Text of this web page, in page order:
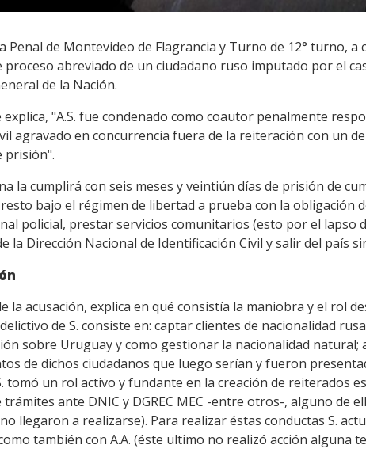
Penal de Montevideo de Flagrancia y Turno de 12° turno,
proceso abreviado de un ciudadano ruso imputado por el
de la Nación.
explica, "A.S. fue condenado como coautor penalmente
agravado en concurrencia fuera de la reiteración con un
prisión".
la cumplirá con seis meses y veintiún días de prisión de
bajo el régimen de libertad a prueba con la obligación
policial, prestar servicios comunitarios (esto por el lapso
la Dirección Nacional de Identificación Civil y salir del país
la acusación, explica en qué consistía la maniobra y el rol
de S. consiste en: captar clientes de nacionalidad
sobre Uruguay y como gestionar la nacionalidad natural;
de dichos ciudadanos que luego serían y fueron
tomó un rol activo y fundante en la creación de reiterados
trámites ante DNIC y DGREC MEC -entre otros-, alguno de
llegaron a realizarse). Para realizar éstas conductas S.
también con A.A. (éste ultimo no realizó acción alguna